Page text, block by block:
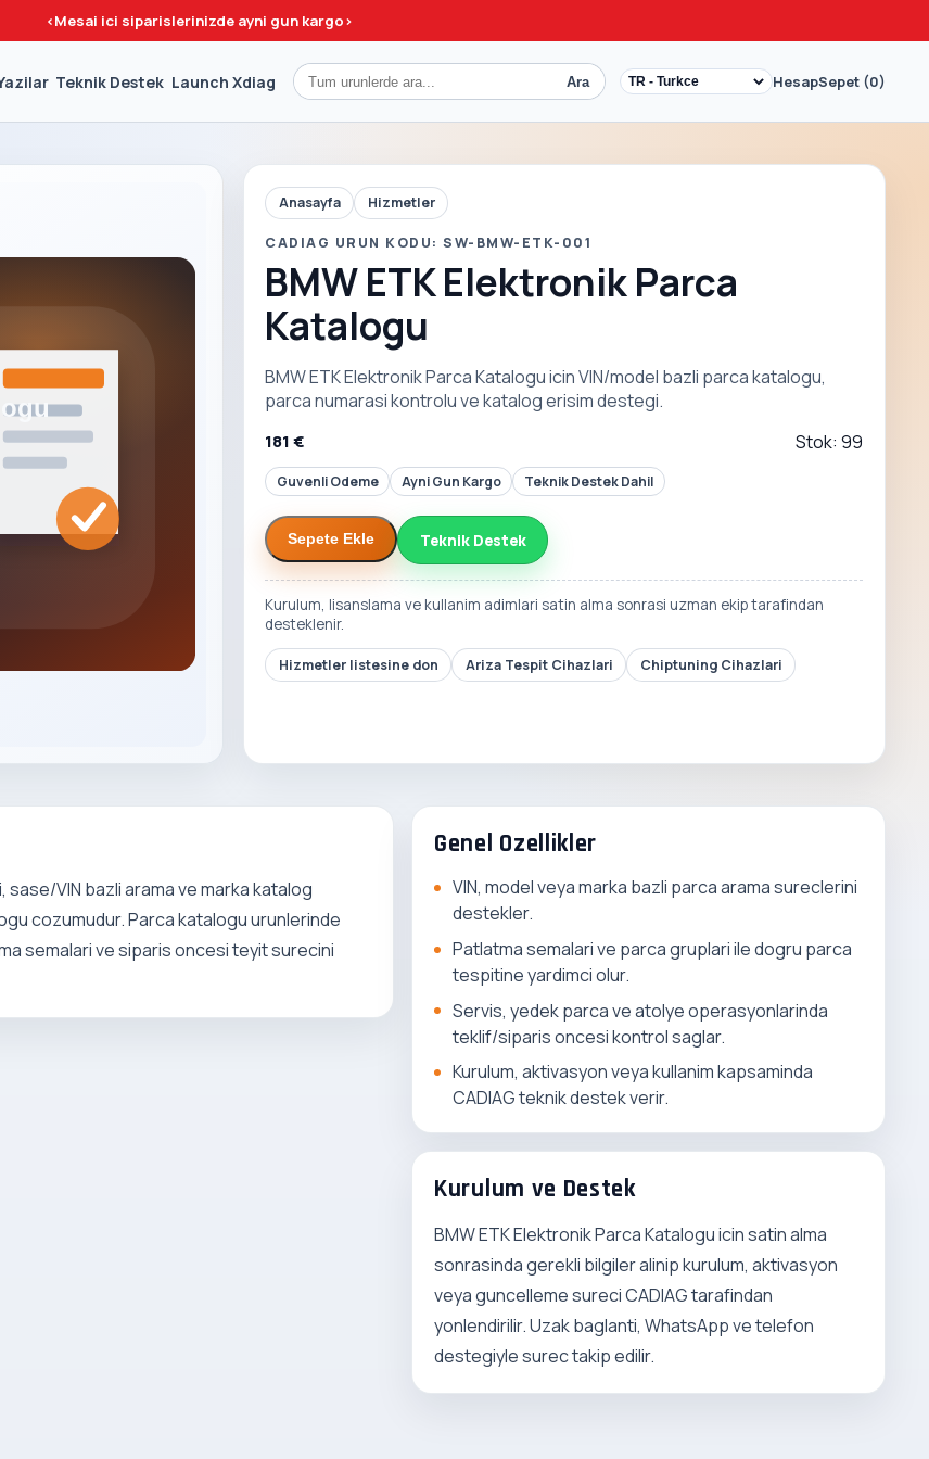
<Mesai ici siparislerinizde ayni gun kargo>
Teknik Destek Launch Xdiag Ara HesapSepet (0)
Anasayfa Hizmetler
CADIAG URUN KODU: SW-BMW-ETK-001
BMW ETK Elektronik Parca
Katalogu
BMW ETK Elektronik Parca Katalogu icin VIN/model bazli parca katalogu,
parca numarasi kontrolu ve katalog erisim destegi.
181 € Stok: 99
Guvenli Odeme Ayni Gun Kargo Teknik Destek Dahil
Sepete Ekle Teknik Destek
Kurulum, lisanslama ve kullanim adimlari satin alma sonrasi uzman ekip tarafindan
desteklenir.
Hizmetler listesine don Ariza Tespit Cihazlari Chiptuning Cihazlari
sase/VIN bazli arama ve marka katalog
cozumudur. Parca katalogu urunlerinde
semalari ve siparis oncesi teyit surecini
Genel Ozellikler
VIN, model veya marka bazli parca arama sureclerini
destekler.
Patlatma semalari ve parca gruplari ile dogru parca
tespitine yardimci olur.
Servis, yedek parca ve atolye operasyonlarinda
teklif/siparis oncesi kontrol saglar.
Kurulum, aktivasyon veya kullanim kapsaminda
CADIAG teknik destek verir.
Kurulum ve Destek
BMW ETK Elektronik Parca Katalogu icin satin alma
sonrasinda gerekli bilgiler alinip kurulum, aktivasyon
veya guncelleme sureci CADIAG tarafindan
yonlendirilir. Uzak baglanti, WhatsApp ve telefon
destegiyle surec takip edilir.